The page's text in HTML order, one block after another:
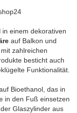
einem dekorativen
auf Balkon und
zahlreichen
besticht auch
Funktionalität.
Bioethanol, das in
in den Fuß einsetzen
Glaszylinder aus